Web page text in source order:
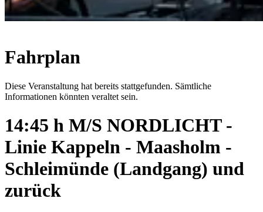
Fahrplan
Diese Veranstaltung hat bereits stattgefunden. Sämtliche
Informationen könnten veraltet sein.
14:45 h M/S NORDLICHT -
Linie Kappeln - Maasholm -
Schleimünde (Landgang) und
zurück